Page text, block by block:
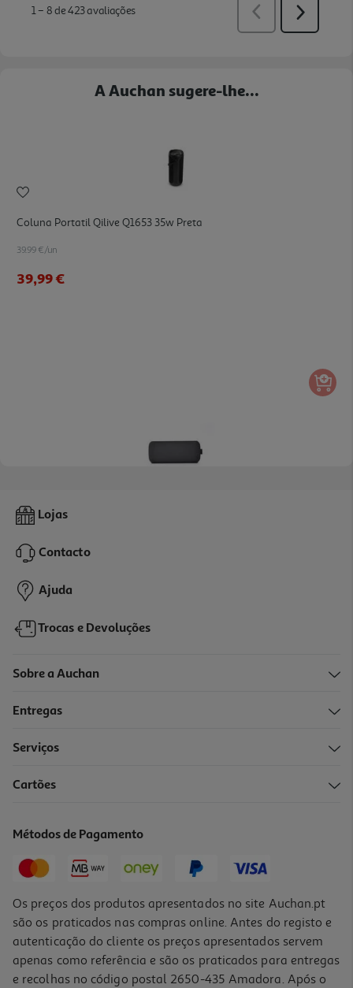
A Auchan sugere-lhe...
Coluna Portatil Qilive Q1653 35w Preta
39.99 €/un
39,99 €
Coluna Som Qilive Q1545 40w Preta
44,99 €
Lojas
Contacto
Ajuda
Trocas e Devoluções
Sobre a Auchan
Entregas
Serviços
Cartões
Métodos de Pagamento
Os preços dos produtos apresentados no site Auchan.pt
são os praticados nas compras online. Antes do registo e
autenticação do cliente os preços apresentados servem
apenas como referência e são os praticados para entregas
e recolhas no código postal 2650-435 Amadora. Após o